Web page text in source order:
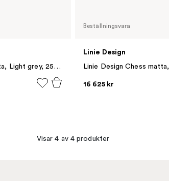
Linie Design Chess matta, Light grey, 250x250 cm
Beställningsvara
Linie Design
16 625 kr
Visar 4 av 4 produkter